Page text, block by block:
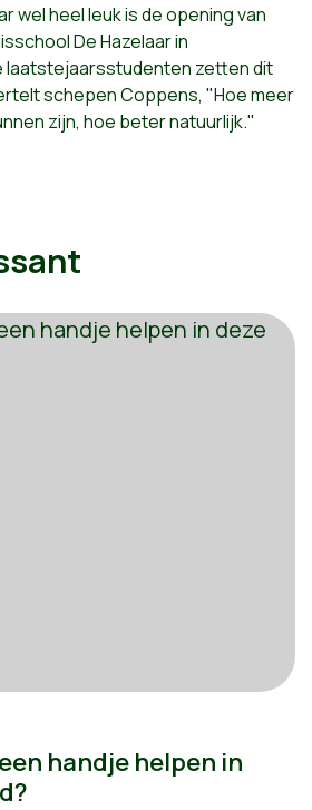
wel heel leuk is de opening van
De Hazelaar in
laatstejaarsstudenten zetten dit
schepen Coppens, "Hoe meer
zijn, hoe beter natuurlijk."
handje helpen in